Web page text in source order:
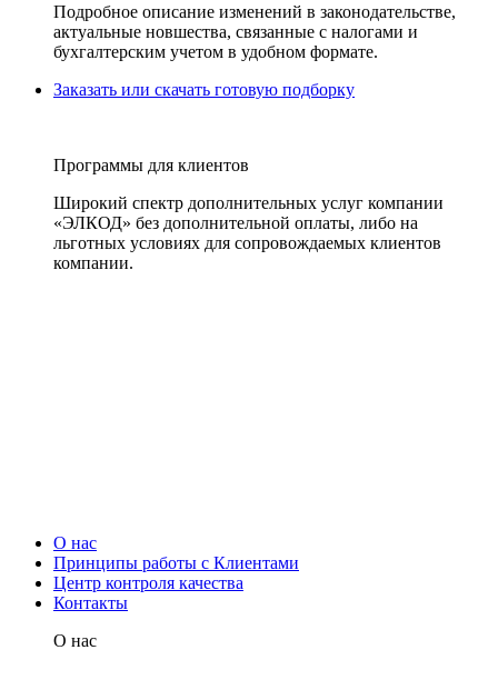
Подробное описание изменений в законодательстве,
актуальные новшества, связанные с налогами и
бухгалтерским учетом в удобном формате.
Заказать или скачать готовую подборку
Программы для клиентов
Широкий спектр дополнительных услуг компании
«ЭЛКОД» без дополнительной оплаты, либо на
льготных условиях для сопровождаемых клиентов
компании.
О нас
Принципы работы с Клиентами
Центр контроля качества
Контакты
О нас